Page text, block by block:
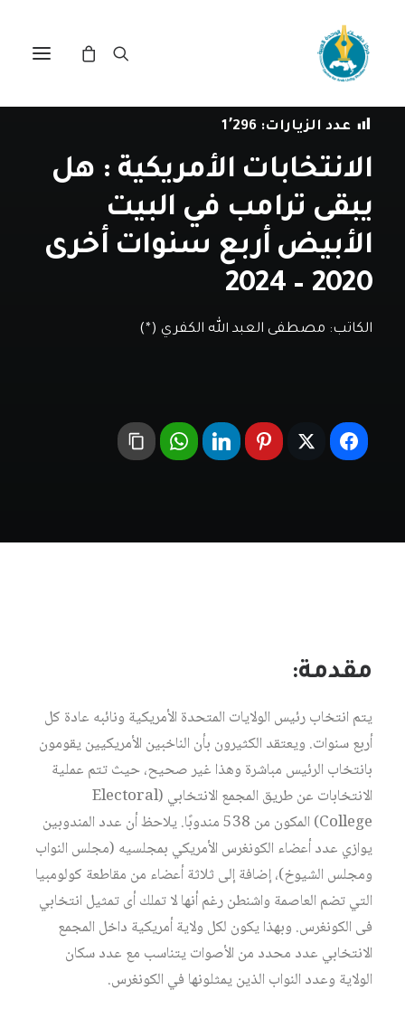
فيمقالات
عدد الزيارات: 1٬296
الانتخابات الأمريكية : هل
يبقى ترامب في البيت
الأبيض أربع سنوات أخرى
2020 – 2024
الكاتب: مصطفى العبد الله الكفري (*)
مقدمة:
يتم انتخاب رئيس الولايات المتحدة الأمريكية ونائبه عادة كل
أربع سنوات. ويعتقد الكثيرون بأن الناخبين الأمريكيين يقومون
بانتخاب الرئيس مباشرة وهذا غير صحيح، حيث تتم عملية
الانتخابات عن طريق المجمع الانتخابي (Electoral
College) المكون من 538 مندوبًا. يلاحظ أن عدد المندوبين
يوازي عدد أعضاء الكونغرس الأمريكي بمجلسيه (مجلس النواب
ومجلس الشيوخ)، إضافة إلى ثلاثة أعضاء من مقاطعة كولومبيا
التي تضم العاصمة واشنطن رغم أنها لا تملك أى تمثيل انتخابي
فى الكونغرس. وبهذا يكون لكل ولاية أمريكية داخل المجمع
الانتخابي عدد محدد من الأصوات يتناسب مع عدد سكان
الولاية وعدد النواب الذين يمثلونها في الكونغرس.